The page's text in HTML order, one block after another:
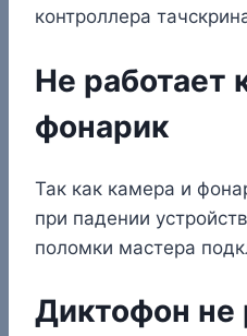
контроллера
Не работает
фонарик
Так как камера и
при падении
поломки мастера
Диктофон не